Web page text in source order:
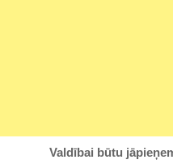
Valdībai būtu